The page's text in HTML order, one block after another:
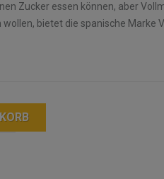
Zucker essen können, aber
wollen, bietet die spanische Marke